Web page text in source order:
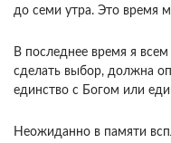
до семи утра. Это время
В последнее время я
сделать выбор, должна
единство с Богом или
Неожиданно в памяти